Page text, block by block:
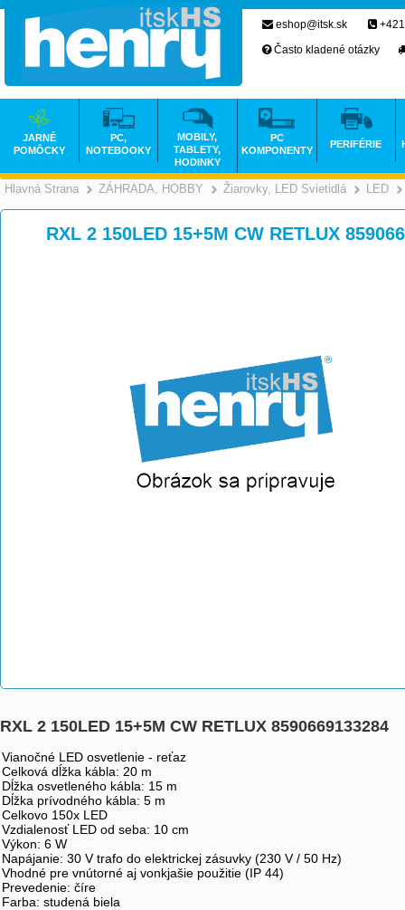
Hlavná Strana >
ZÁHRADA, HOBBY >
Žiarovky, LED Svietidlá LED
RXL 2 150LED 15+5M CW RETLUX
RXL 2 150LED 15+5M CW RETLUX 8590669133284
Vianočné LED osvetlenie - reťaz
Celková dĺžka kábla: 20 m
Dĺžka osvetleného kábla: 15 m
Dĺžka prívodného kábla: 5 m
Celkovo 150x LED
Vzdialenosť LED od seba: 10 cm
Výkon: 6 W
Napájanie: 30 V trafo do elektrickej zásuvky (230 V / 50 Hz)
Vhodné pre vnútorné aj vonkjašie použitie (IP 44)
Prevedenie: číre
Farba: studená biela
eshop@itsk.sk
Často kladené otázky
JARNÉ
POMÔCKY
PC,
NOTEBOOKY
MOBILY,
TABLETY,
HODINKY
PC
KOMPONENTY
PERIFÉRIE